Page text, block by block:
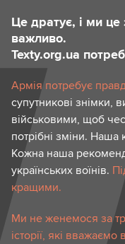
Це дратує, і ми
важливо.
Texty.org.ua
Армія потребує
супутникові знімки,
військовими, щоб
потрібні зміни. Наша
Кожна наша
українських воїнів.
кращими.
Ми не женемося за
історії, які